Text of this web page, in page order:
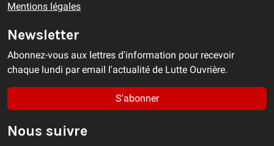
Mentions légales
Newsletter
Abonnez-vous aux lettres d'information pour recevoir
chaque lundi par email l'actualité de Lutte Ouvrière.
S'abonner
Nous suivre